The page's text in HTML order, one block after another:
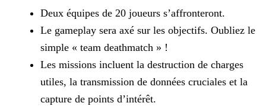
Deux équipes de 20 joueurs s’affronteront.
Le gameplay sera axé sur les objectifs. Oubliez le
simple « team deathmatch » !
Les missions incluent la destruction de charges
utiles, la transmission de données cruciales et la
capture de points d’intérêt.